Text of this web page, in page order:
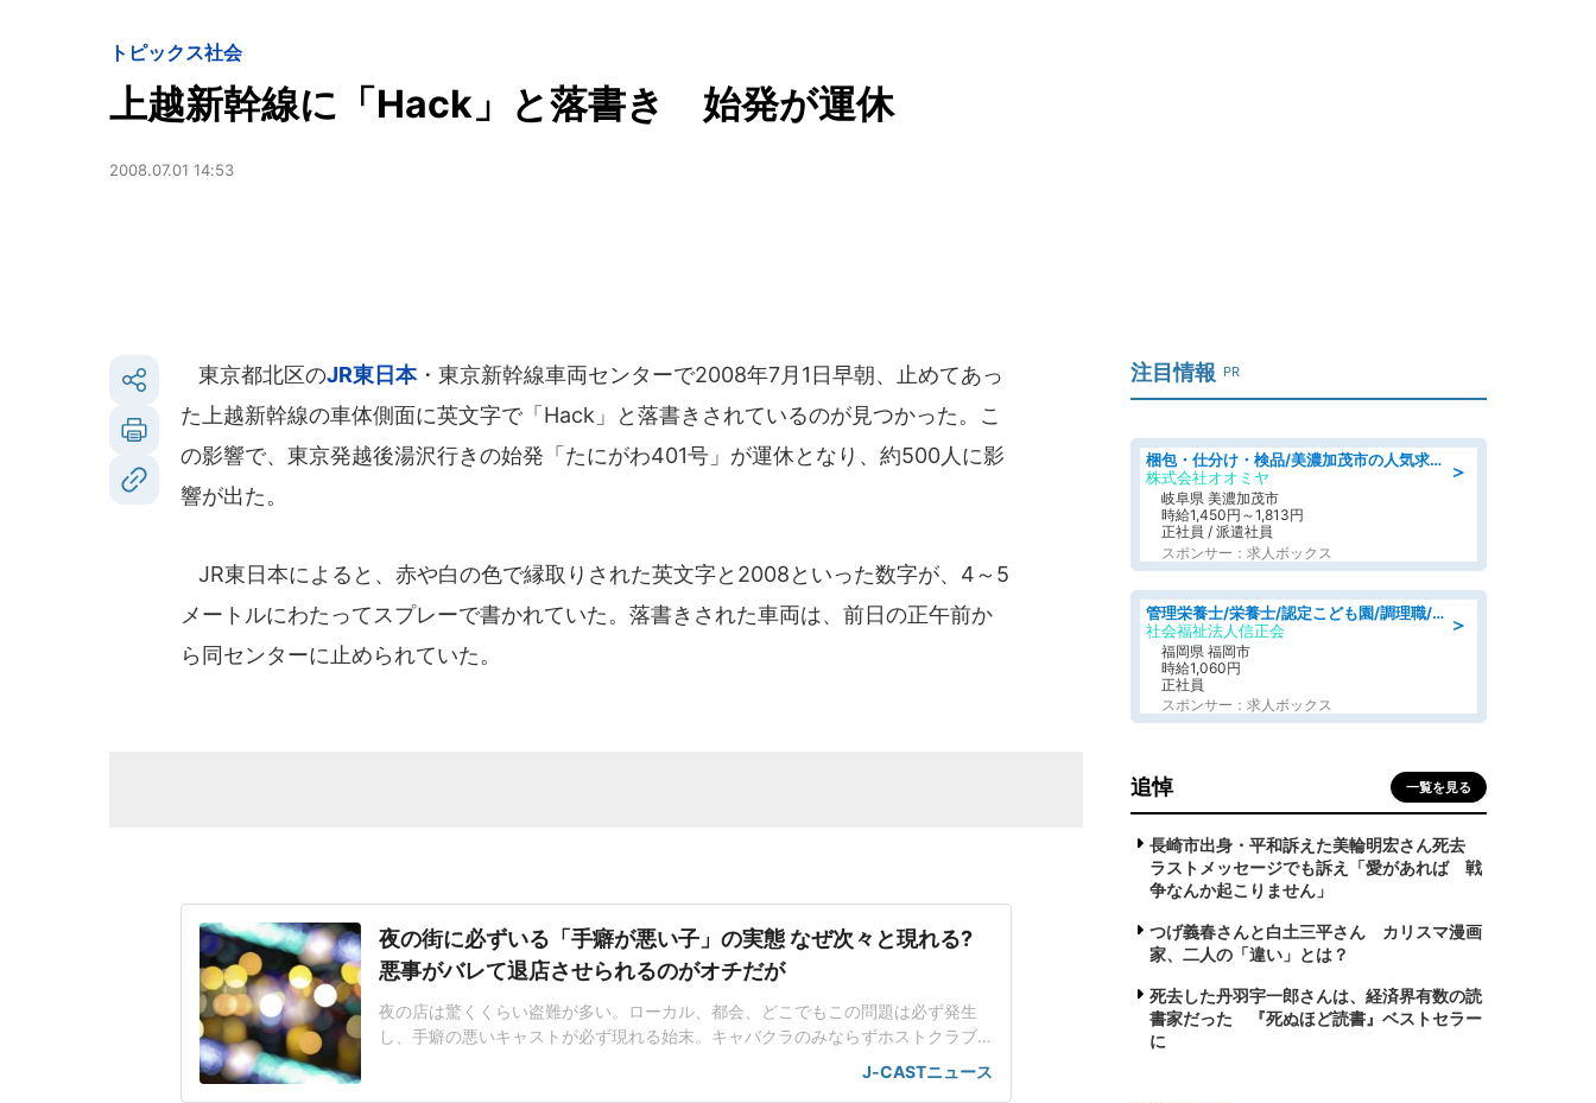
トピックス社会
上越新幹線に「Hack」と落書き 始発が運休
2008.07.01 14:53
東京都北区のJR東日本・東京新幹線車両センターで2008年7月1日早朝、止めてあっ
た上越新幹線の車体側面に英文字で「Hack」と落書きされているのが見つかった。こ
の影響で、東京発越後湯沢行きの始発「たにがわ401号」が運休となり、約500人に影
響が出た。
JR東日本によると、赤や白の色で縁取りされた英文字と2008といった数字が、4～5
メートルにわたってスプレーで書かれていた。落書きされた車両は、前日の正午前か
ら同センターに止められていた。
夜の街に必ずいる「手癖が悪い子」の実態 なぜ次々と現れる?
悪事がバレて退店させられるのがオチだが
夜の店は驚くくらい盗難が多い。ローカル、都会、どこでもこの問題は必ず発生
し、手癖の悪いキャストが必ず現れる始末。キャバクラのみならずホストクラブ
やコンカフェ、風俗店など全ジャンルに共通するトラブルだ。素行が悪い人は片
っ端から他人のモノに手を付け、タバコや充電器、ドレスを始めとした仕事道具
J-CASTニュース
注目情報 PR
＞
梱包・仕分け・検品/美濃加茂市の人気求人仕分け/高時給/長期休暇充実
株式会社オオミヤ
岐阜県 美濃加茂市
時給1,450円～1,813円
正社員 / 派遣社員
スポンサー：求人ボックス
＞
管理栄養士/栄養士/認定こども園/調理職/認定こども園/週3日～相談可能
社会福祉法人信正会
福岡県 福岡市
時給1,060円
正社員
スポンサー：求人ボックス
追悼 一覧を見る
長崎市出身・平和訴えた美輪明宏さん死去
ラストメッセージでも訴え「愛があれば 戦
争なんか起こりません」
つげ義春さんと白土三平さん カリスマ漫画
家、二人の「違い」とは？
死去した丹羽宇一郎さんは、経済界有数の読
書家だった 『死ぬほど読書』ベストセラー
に